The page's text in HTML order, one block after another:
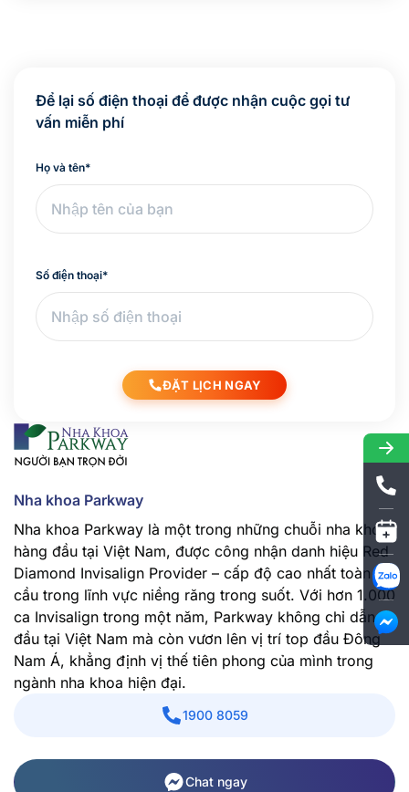
Để lại số điện thoại để được nhận cuộc gọi tư
vấn miễn phí
Họ và tên*
Số điện thoại*
ĐẶT LỊCH NGAY
Nha khoa Parkway
Nha khoa Parkway là một trong những chuỗi nha khoa
hàng đầu tại Việt Nam, được công nhận danh hiệu Red
Diamond Invisalign Provider – cấp độ cao nhất toàn
cầu trong lĩnh vực niềng răng trong suốt. Với hơn 1.000
ca Invisalign trong một năm, Parkway không chỉ dẫn
đầu tại Việt Nam mà còn vươn lên vị trí top đầu Đông
Nam Á, khẳng định vị thế tiên phong của mình trong
ngành nha khoa hiện đại.
1900 8059
Chat ngay